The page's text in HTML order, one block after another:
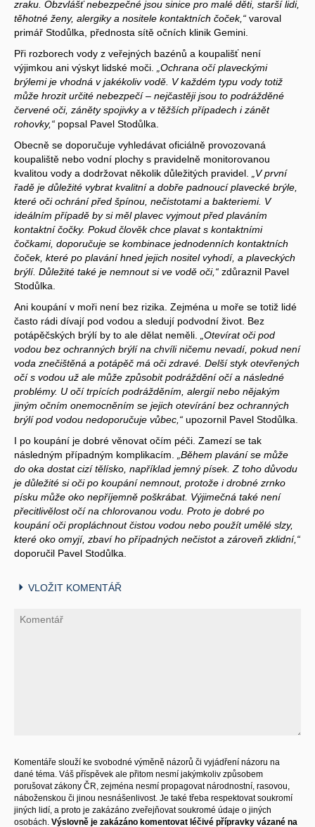
zraku. Obzvlášť nebezpečné jsou sinice pro malé děti, starší lidi,
těhotné ženy, alergiky a nositele kontaktních čoček,“ varoval
primář Stodůlka, přednosta sítě očních klinik Gemini.
Při rozborech vody z veřejných bazénů a koupališť není
výjimkou ani výskyt lidské moči.
„Ochrana očí plaveckými
brýlemi je vhodná v jakékoliv vodě. V každém typu vody totiž
může hrozit určité nebezpečí – nejčastěji jsou to podrážděné
červené oči, záněty spojivky a v těžších případech i zánět
rohovky,“ popsal Pavel Stodůlka.
Obecně se doporučuje vyhledávat oficiálně provozovaná
koupaliště nebo vodní plochy s pravidelně monitorovanou
kvalitou vody a dodržovat několik důležitých pravidel.
„V první
řadě je důležité vybrat kvalitní a dobře padnoucí plavecké brýle,
které oči ochrání před špínou, nečistotami a bakteriemi. V
ideálním případě by si měl plavec vyjmout před plaváním
kontaktní čočky. Pokud člověk chce plavat s kontaktními
čočkami, doporučuje se kombinace jednodenních kontaktních
čoček, které po plavání hned jejich nositel vyhodí, a plaveckých
brýlí. Důležité také je nemnout si ve vodě oči,“ zdůraznil Pavel
Stodůlka.
Ani koupání v moři není bez rizika. Zejména u moře se totiž lidé
často rádi dívají pod vodou a sledují podvodní život. Bez
potápěčských brýlí by to ale dělat neměli.
„Otevírat oči pod
vodou bez ochranných brýlí na chvíli ničemu nevadí, pokud není
voda znečištěná a potápěč má oči zdravé. Delší styk otevřených
očí s vodou už ale může způsobit podráždění očí a následné
problémy. U očí trpících podrážděním, alergií nebo nějakým
jiným očním onemocněním se jejich otevírání bez ochranných
brýlí pod vodou nedoporučuje vůbec,“ upozornil Pavel Stodůlka.
I po koupání je dobré věnovat očím péči. Zamezí se tak
následným případným komplikacím.
„Během plavání se může
do oka dostat cizí tělísko, například jemný písek. Z toho důvodu
je důležité si oči po koupání nemnout, protože i drobné zrnko
písku může oko nepříjemně poškrábat. Výjimečná také není
přecitlivělost očí na chlorovanou vodu. Proto je dobré po
koupání oči propláchnout čistou vodou nebo použít umělé slzy,
které oko omyjí, zbaví ho případných nečistot a zároveň zklidní,“
doporučil Pavel Stodůlka.
VLOŽIT KOMENTÁŘ
Komentáře slouží ke svobodné výměně názorů či vyjádření názoru na
dané téma. Váš příspěvek ale přitom nesmí jakýmkoliv způsobem
porušovat zákony ČR, zejména nesmí propagovat národnostní, rasovou,
náboženskou či jinou nesnášenlivost. Je také třeba respektovat soukromí
jiných lidí, a proto je zakázáno zveřejňovat soukromé údaje o jiných
osobách. Výslovně je zakázáno komentovat léčivé přípravky vázané na